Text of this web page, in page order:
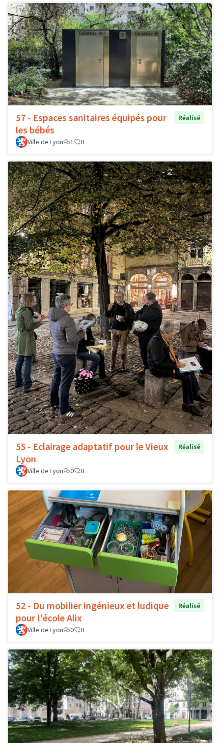
57 - Espaces sanitaires équipés pour
les bébés
Réalisé
Ville de Lyon 1 0
55 - Eclairage adaptatif pour le Vieux
Lyon
Réalisé
Ville de Lyon 0 0
52 - Du mobilier ingénieux et ludique
pour l'école Alix
Réalisé
Ville de Lyon 0 0